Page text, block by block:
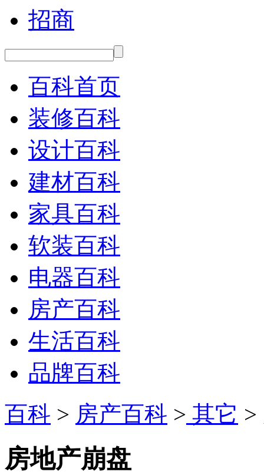
招商
百科首页
装修百科
设计百科
建材百科
家具百科
软装百科
电器百科
房产百科
生活百科
品牌百科
百科 > 房产百科 > 其它 >
房地产崩盘